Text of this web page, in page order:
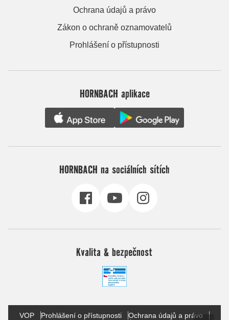
Ochrana údajů a právo
Zákon o ochraně oznamovatelů
Prohlášení o přístupnosti
HORNBACH aplikace
HORNBACH na sociálních sítích
Kvalita & bezpečnost
VOP Prohlášení o přístupnosti
Ochrana údajů a právo